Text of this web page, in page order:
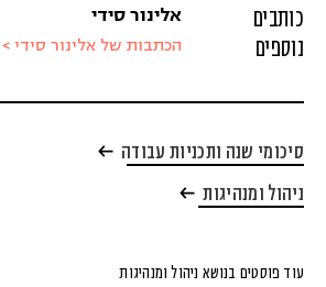
כותבים
נוספים
אלינור סידי
הכתבות של אלינור סידי >
סיכומי שנה ותכניות עבודה
ניהול ומנהיגות
עוד פוסטים בנושא ניהול ומנהיגות